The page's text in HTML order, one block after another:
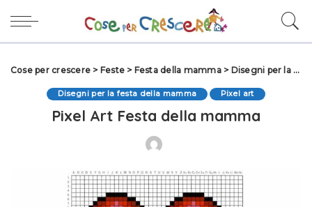
Cose per crescere > Feste > Festa della mamma> Disegni per la festa della mamma
Disegni per la festa della mamma Pixel art
Pixel Art Festa della mamma